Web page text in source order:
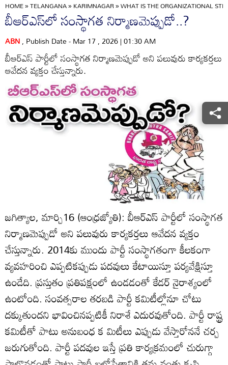
HOME»TELANGANA»KARIMNAGAR»WHAT IS THE ORGANIZATIONAL
బీఆర్‌ఎస్‌లో సంస్థాగత నిర్మాణమెప్పుడో..?
ABN, Publish Date - Mar 17 , 2026 | 01:30 AM
బీఆర్‌ఎస్‌ పార్టీలో సంస్థాగత నిర్మాణమెప్పుడో అని పలువురు కార్యకర్తలు
ఆవేదన వ్యక్తం చేస్తున్నారు.
జగిత్యాల, మార్చి16 (ఆంధ్రజ్యోతి): బీఆర్‌ఎస్‌ పార్టీలో సంస్థాగత
నిర్మాణమెప్పుడో అని పలువురు కార్యకర్తలు ఆవేదన వ్యక్తం
చేస్తున్నారు. 2014కు ముందు పార్టీ సంస్థాగతంగా కీలకంగా
వ్యవహరించి ఎప్పటికప్పుడు పదవులు కేటాయిస్తూ పర్యవేక్షిస్తూ
ఉండేది. ప్రస్తుతం ప్రతిపక్షంలో ఉండడంతో కేడర్‌ నైరాశ్యంలో
ఉంటోంది. సంవత్సరాల తరబడి పార్టీ కమిటీల్లోనూ చోటు
దక్కుతుందని భావించినప్పటికీ నిరాశే ఎదురవుతోంది. పార్టీ రాష్ట్ర
కమిటీతో పాటు అనుబంధ క మిటీలు ఎప్పుడు వేస్తారోననే చర్చ
జరుగుతోంది. పార్టీ పదవుల ఇస్తే ప్రతి కార్యక్రమంలో చురుగ్గా